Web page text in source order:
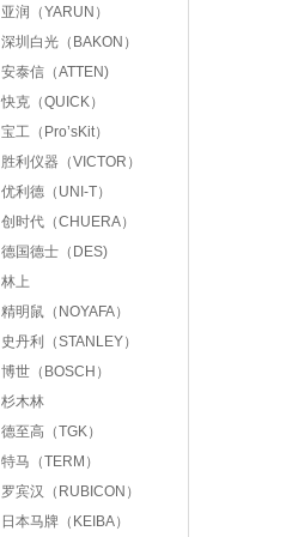
亚润（YARUN）
深圳白光（BAKON）
安泰信（ATTEN)
快克（QUICK）
宝工（Pro’sKit）
胜利仪器（VICTOR）
优利德（UNI-T）
创时代（CHUERA）
德国德士（DES)
林上
精明鼠（NOYAFA）
史丹利（STANLEY）
博世（BOSCH）
杉木林
德至高（TGK）
特马（TERM）
罗宾汉（RUBICON）
日本马牌（KEIBA）